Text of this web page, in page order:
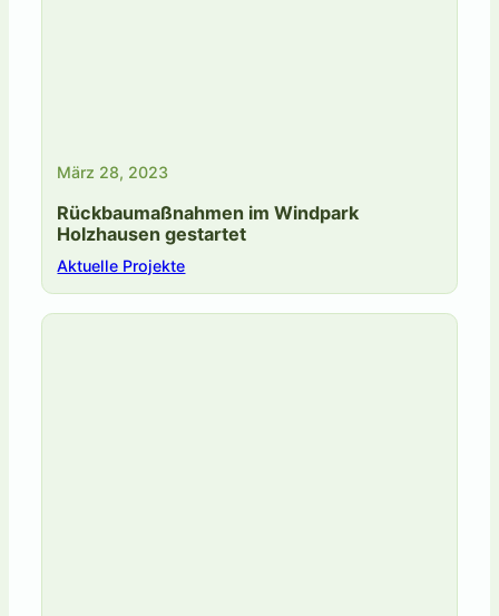
März 28, 2023
Rückbaumaßnahmen im Windpark
Holzhausen gestartet
Aktuelle Projekte